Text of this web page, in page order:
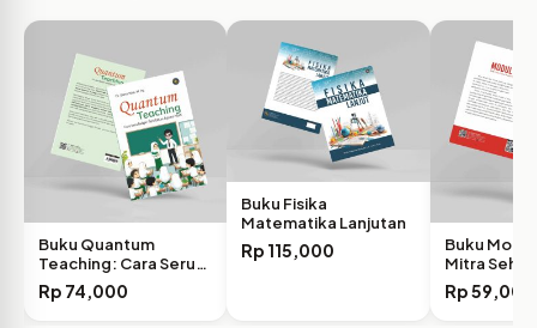
Buku Quantum
Teaching: Cara Seru
Belajar…
Rp 74,000
Buku Fisika
Matematika Lanjutan
Rp 115,000
Buku Modul
Mitra
Rp59,000